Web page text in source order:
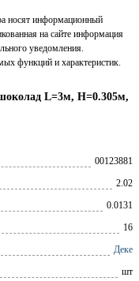
L=3м, H=0.305м,
00123881
2.02
0.0131
16
Деке
шт
носят информационный
на сайте информация
уведомления.
функций и характеристик.